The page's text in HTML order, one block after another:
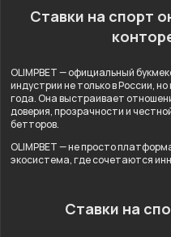
Ставки на спорт
OLIMPBET — официальный
индустрии не только в России,
года. Она выстраивает
доверия, прозрачности и
бетторов.
OLIMPBET — не просто
экосистема, где сочетаются
Ставки на